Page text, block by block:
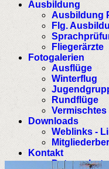
Ausbildung
Ausbildung
Flg.
Fliegerärzte
Fotogalerien
Ausflüge
Winterflug
Rundflüge
Vermischtes
Downloads
Weblinks -
Kontakt